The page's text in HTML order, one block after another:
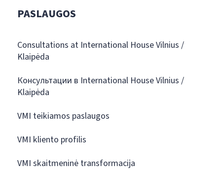
PASLAUGOS
Consultations at International House Vilnius /
Klaipėda
Консультации в International House Vilnius /
Klaipėda
VMI teikiamos paslaugos
VMI kliento profilis
VMI skaitmeninė transformacija